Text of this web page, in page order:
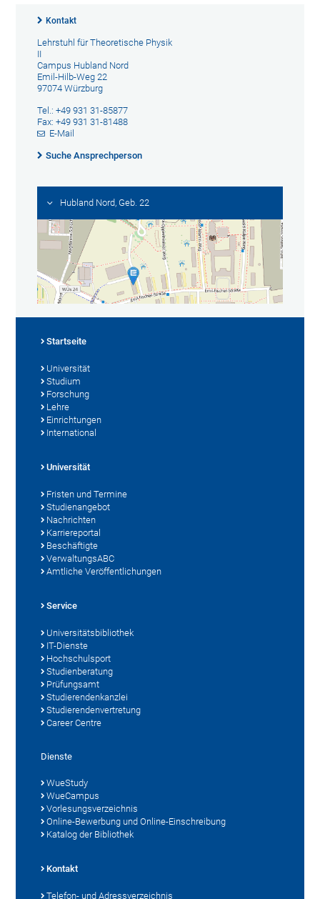
Kontakt
Lehrstuhl für Theoretische Physik
II
Campus Hubland Nord
Emil-Hilb-Weg 22
97074 Würzburg
Tel.: +49 931 31-85877
Fax: +49 931 31-81488
E-Mail
Suche Ansprechperson
Hubland Nord, Geb. 22
Startseite
Universität
Studium
Forschung
Lehre
Einrichtungen
International
Universität
Fristen und Termine
Studienangebot
Nachrichten
Karriereportal
Beschäftigte
VerwaltungsABC
Amtliche Veröffentlichungen
Service
Universitätsbibliothek
IT-Dienste
Hochschulsport
Studienberatung
Prüfungsamt
Studierendenkanzlei
Studierendenvertretung
Career Centre
Dienste
WueStudy
WueCampus
Vorlesungsverzeichnis
Online-Bewerbung und Online-Einschreibung
Katalog der Bibliothek
Kontakt
Telefon- und Adressverzeichnis